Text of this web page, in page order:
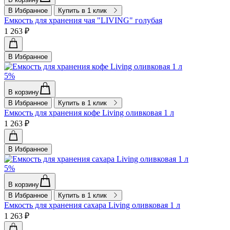
В Избранное
Купить в 1 клик
Емкость для хранения чая "LIVING" голубая
1 263 ₽
В Избранное
5%
В корзину
В Избранное
Купить в 1 клик
Емкость для хранения кофе Living оливковая 1 л
1 263 ₽
В Избранное
5%
В корзину
В Избранное
Купить в 1 клик
Емкость для хранения сахара Living оливковая 1 л
1 263 ₽